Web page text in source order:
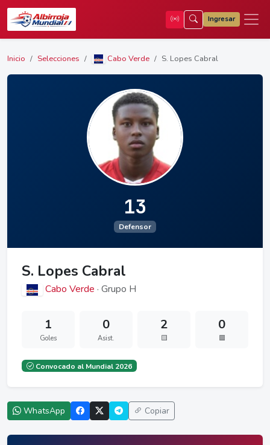
Ingresar
Inicio Selecciones Cabo Verde S. Lopes Cabral
13
Defensor
S. Lopes Cabral
Cabo Verde · Grupo H
1
Goles
0
Asist.
2
🟨
0
🟥
Convocado al Mundial 2026
WhatsApp Copiar